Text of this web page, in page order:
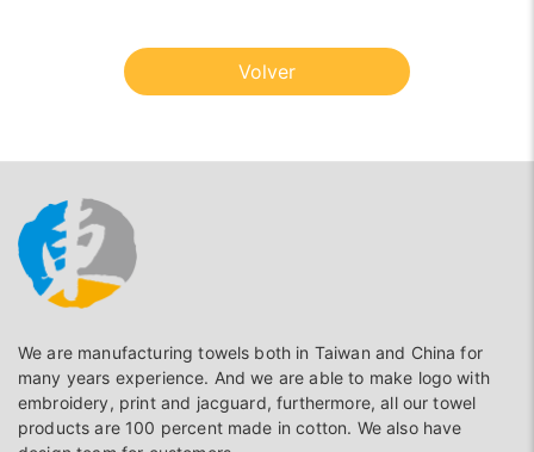
Volver
We are manufacturing towels both in Taiwan and China for
many years experience. And we are able to make logo with
embroidery, print and jacguard, furthermore, all our towel
products are 100 percent made in cotton. We also have